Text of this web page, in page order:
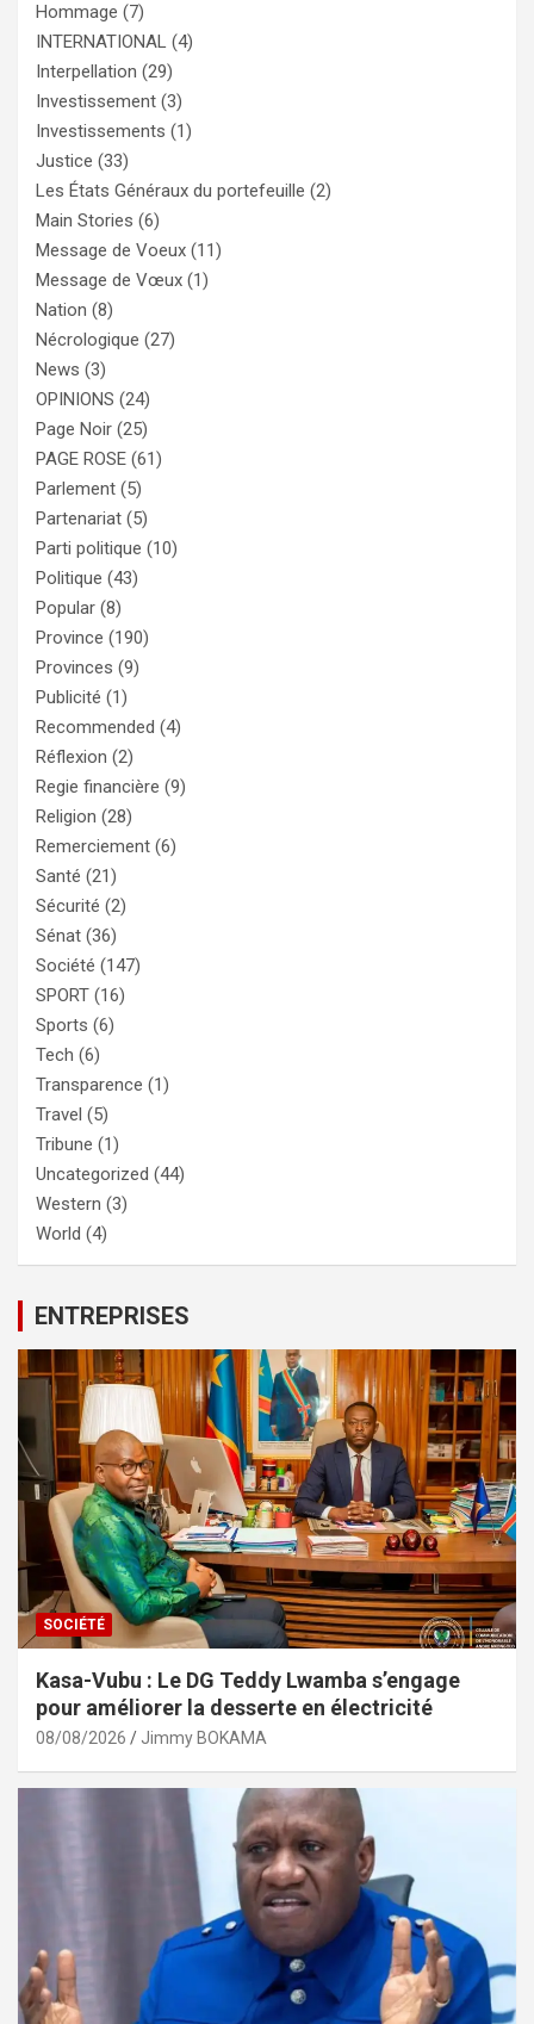
Hommage (7)
INTERNATIONAL (4)
Interpellation (29)
Investissement (3)
Investissements (1)
Justice (33)
Les États Généraux du portefeuille (2)
Main Stories (6)
Message de Voeux (11)
Message de Vœux (1)
Nation (8)
Nécrologique (27)
News (3)
OPINIONS (24)
Page Noir (25)
PAGE ROSE (61)
Parlement (5)
Partenariat (5)
Parti politique (10)
Politique (43)
Popular (8)
Province (190)
Provinces (9)
Publicité (1)
Recommended (4)
Réflexion (2)
Regie financière (9)
Religion (28)
Remerciement (6)
Santé (21)
Sécurité (2)
Sénat (36)
Société (147)
SPORT (16)
Sports (6)
Tech (6)
Transparence (1)
Travel (5)
Tribune (1)
Uncategorized (44)
Western (3)
World (4)
ENTREPRISES
SOCIÉTÉ
Kasa-Vubu : Le DG Teddy Lwamba s’engage
pour améliorer la desserte en électricité
08/08/2026 Jimmy BOKAMA